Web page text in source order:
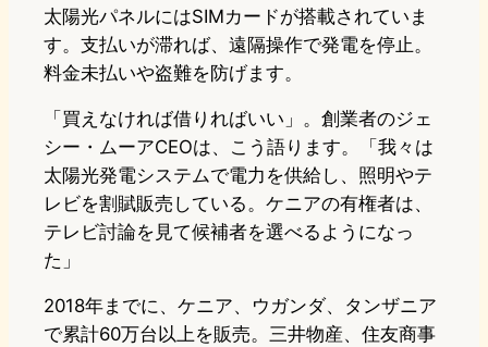
太陽光パネルにはSIMカードが搭載されていま
す。支払いが滞れば、遠隔操作で発電を停止。
料金未払いや盗難を防げます。
「買えなければ借りればいい」。創業者のジェ
シー・ムーアCEOは、こう語ります。「我々は
太陽光発電システムで電力を供給し、照明やテ
レビを割賦販売している。ケニアの有権者は、
テレビ討論を見て候補者を選べるようになっ
た」
2018年までに、ケニア、ウガンダ、タンザニア
で累計60万台以上を販売。三井物産、住友商事